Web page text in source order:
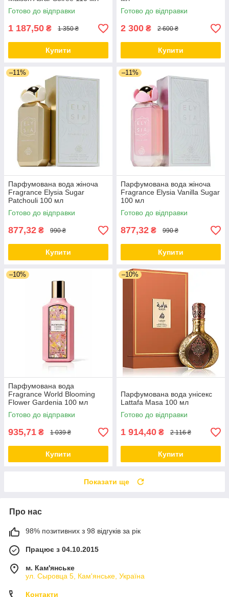
Готово до відправки
1 187,50 ₴ 1 350 ₴
Купити
Готово до відправки
2 300 ₴ 2 600 ₴
Купити
–11%
Парфумована вода жіноча
Fragrance Elysia Sugar
Patchouli 100 мл
Готово до відправки
877,32 ₴ 990 ₴
Купити
–11%
Парфумована вода жіноча
Fragrance Elysia Vanilla Sugar
100 мл
Готово до відправки
877,32 ₴ 990 ₴
Купити
–10%
Парфумована вода
Fragrance World Blooming
Flower Gardenia 100 мл
Готово до відправки
935,71 ₴ 1 039 ₴
Купити
–10%
Парфумована вода унісекс
Lattafa Masa 100 мл
Готово до відправки
1 914,40 ₴ 2 116 ₴
Купити
Показати ще
Про нас
98% позитивних з 98 відгуків за рік
Працює з 04.10.2015
м. Кам'янське
ул. Сыровца 5, Кам'янське, Україна
Контакти